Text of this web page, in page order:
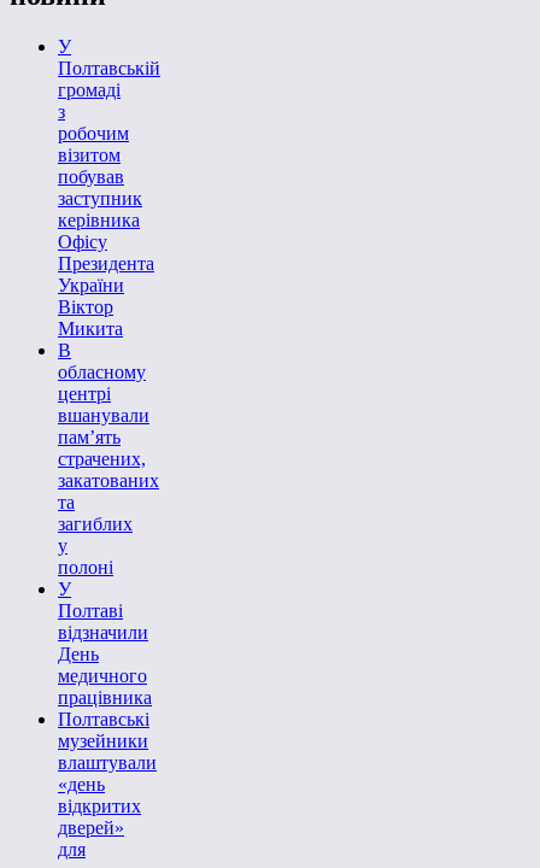
У
Полтавській
громаді
з
робочим
візитом
побував
заступник
керівника
Офісу
Президента
України
Віктор
Микита
В
обласному
центрі
вшанували
пам’ять
страчених,
закатованих
та
загиблих
у
полоні
У
Полтаві
відзначили
День
медичного
працівника
Полтавські
музейники
влаштували
«день
відкритих
дверей»
для